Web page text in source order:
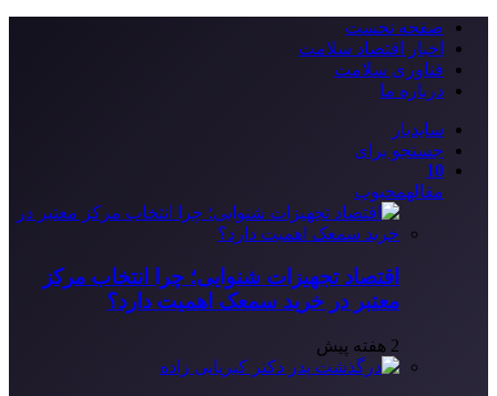
صفحه نخست
اخبار اقتصاد سلامت
فناوری سلامت
درباره ما
سایدبار
جستجو برای
10
مقالهمحبوب
اقتصاد تجهیزات شنوایی؛ چرا انتخاب مرکز
معتبر در خرید سمعک اهمیت دارد؟
2 هفته پیش